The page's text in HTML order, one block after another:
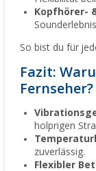
Kopfhörer-
So bist du für
Fazit:
Fernseher?
holprigen
zuverlässig.
Flexibler